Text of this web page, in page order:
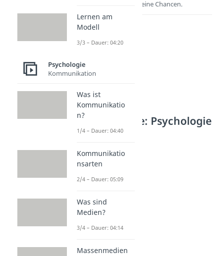
Entdecke hier deine Chancen.
Weitere Inhalte: Psychologie
Lerntheorien
Dauer: 05:00
Behaviorismus
Dauer: 03:37
Dauer: 02:14
Kognitivismus
Kognition
Nativismus
Lernen am
Modell
3/3 – Dauer: 04:20
Psychologie
Kommunikation
Was ist
Kommunikatio
n?
1/4 – Dauer: 04:40
Kommunikatio
nsarten
2/4 – Dauer: 05:09
Was sind
Medien?
3/4 – Dauer: 04:14
Massenmedien